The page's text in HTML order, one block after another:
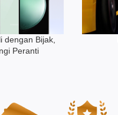
dengan Bijak,
Peranti